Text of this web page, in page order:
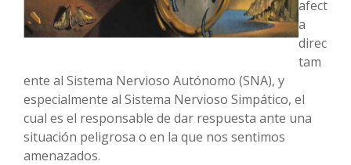
afect
a
direc
tam
ente al Sistema Nervioso Autónomo (SNA), y
especialmente al Sistema Nervioso Simpático, el
cual es el responsable de dar respuesta ante una
situación peligrosa o en la que nos sentimos
amenazados.